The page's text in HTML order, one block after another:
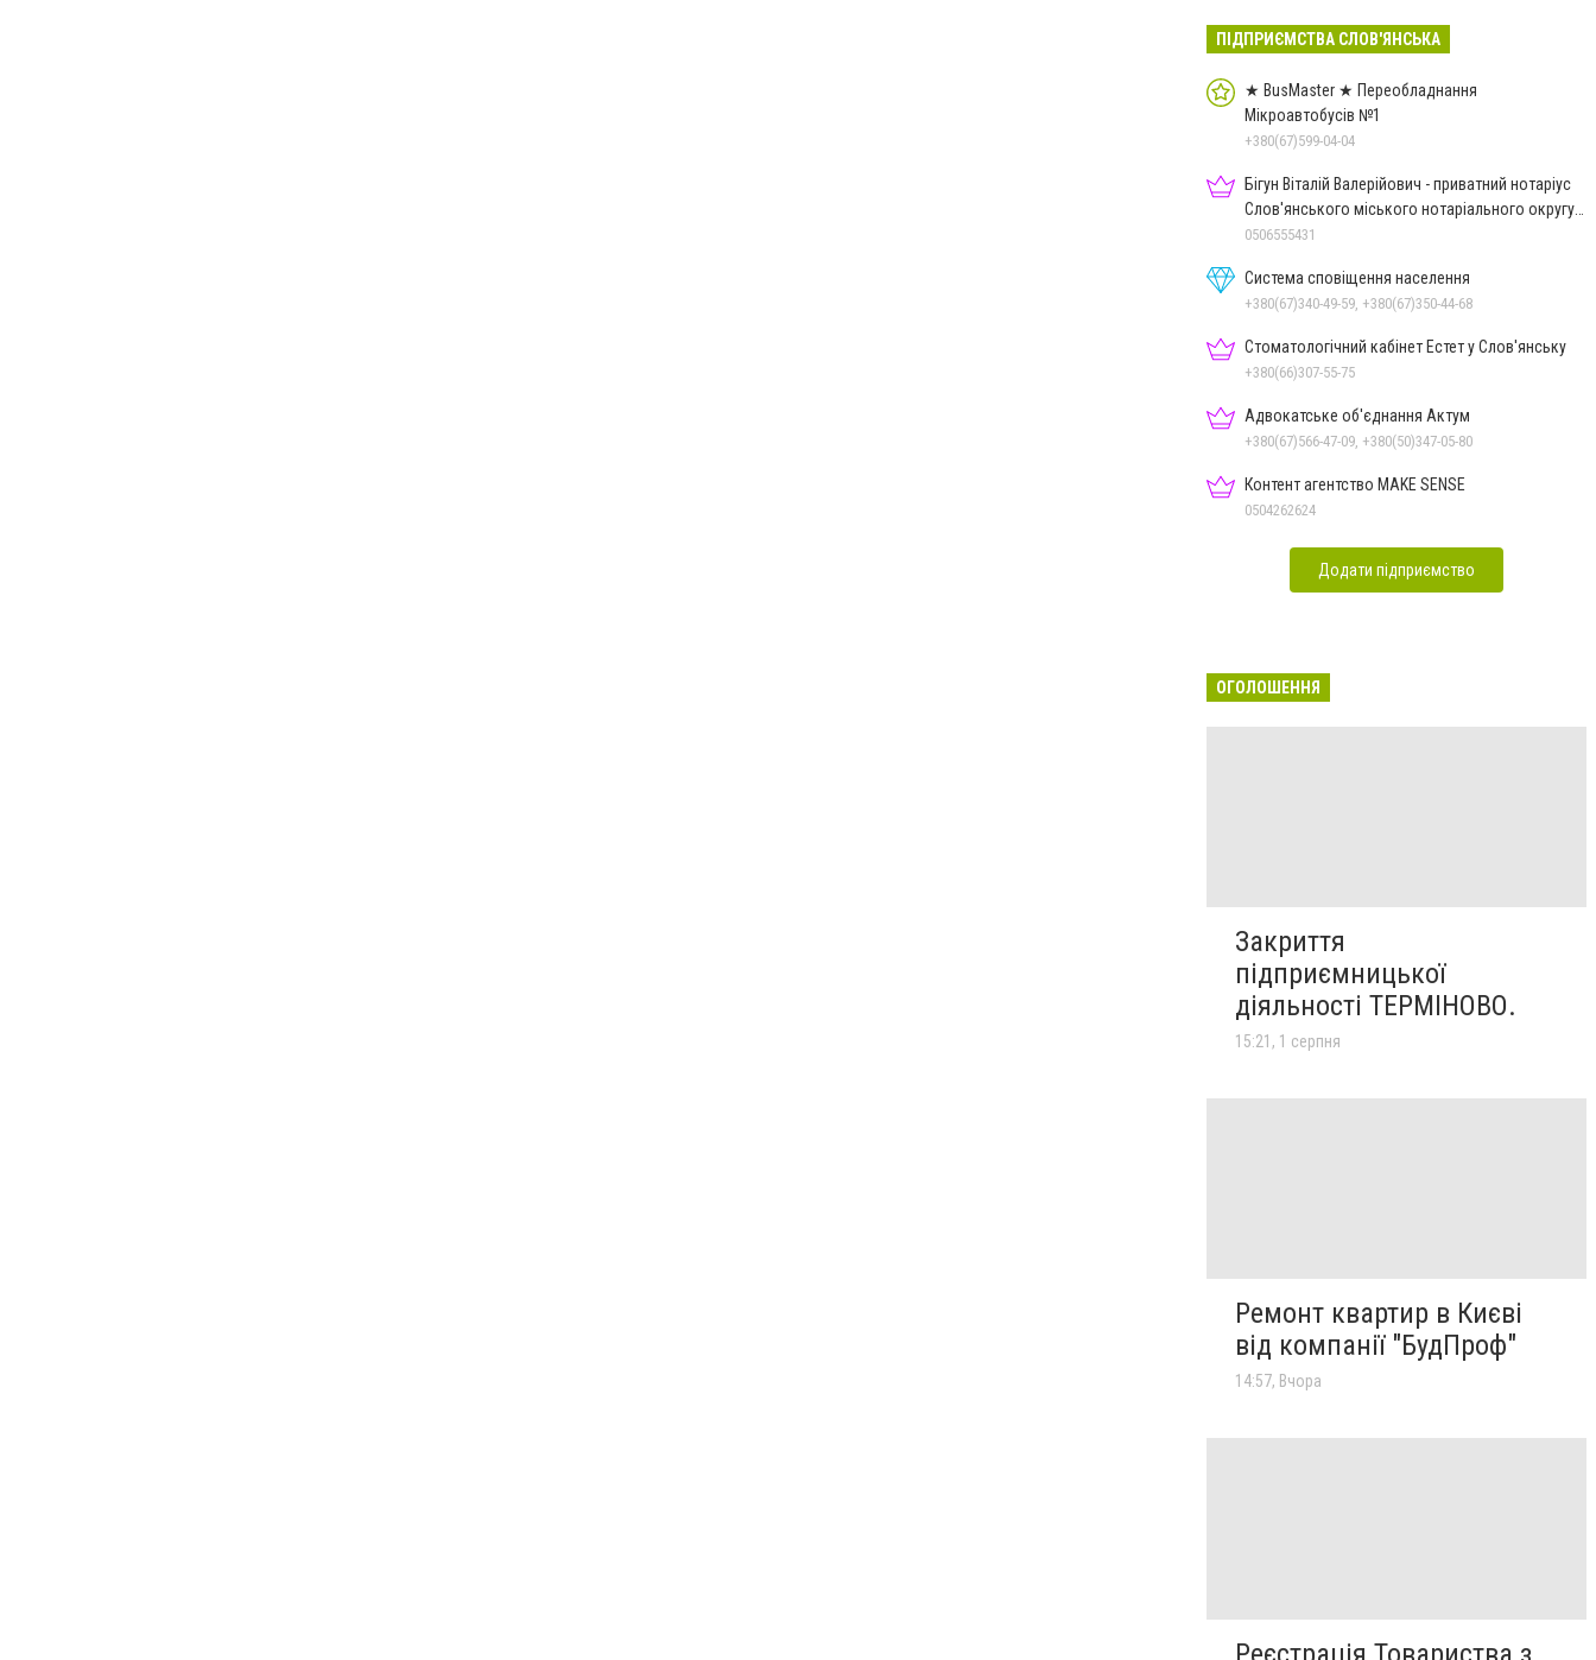
ПІДПРИЄМСТВА СЛОВ'ЯНСЬКА
★ BusMaster ★ Переобладнання
Мікроавтобусів №1
+380(67)599-04-04
Бігун Віталій Валерійович - приватний нотаріус
Слов'янського міського нотаріального округу
Дон.обл.
0506555431
Система сповіщення населення
+380(67)340-49-59, +380(67)350-44-68
Стоматологічний кабінет Естет у Слов'янську
+380(66)307-55-75
Адвокатське об'єднання Актум
+380(67)566-47-09, +380(50)347-05-80
Контент агентство MAKE SENSE
0504262624
Додати підприємство
ОГОЛОШЕННЯ
Закриття
підприємницької
діяльності ТЕРМІНОВО.
15:21, 1 серпня
Ремонт квартир в Києві
від компанії "БудПроф"
14:57, Вчора